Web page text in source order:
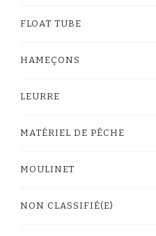
FLOAT TUBE
HAMEÇONS
LEURRE
MATÉRIEL DE PÊCHE
MOULINET
NON CLASSIFIÉ(E)